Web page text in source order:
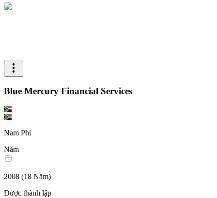
Blue Mercury Financial Services
Nam Phi
Năm
2008 (18 Năm)
Được thành lập